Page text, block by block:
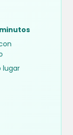
lugar